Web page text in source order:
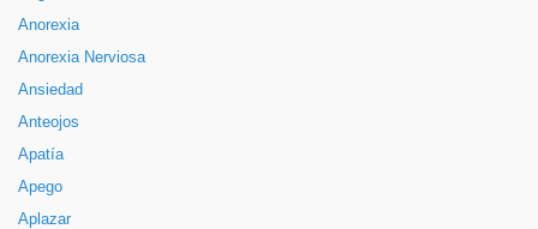
Anorexia
Anorexia Nerviosa
Ansiedad
Anteojos
Apatía
Apego
Aplazar